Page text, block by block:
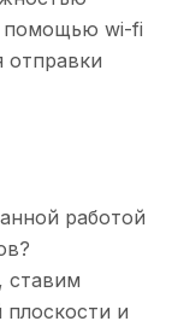
помощью wi-fi
отправки
работой
ставим
и